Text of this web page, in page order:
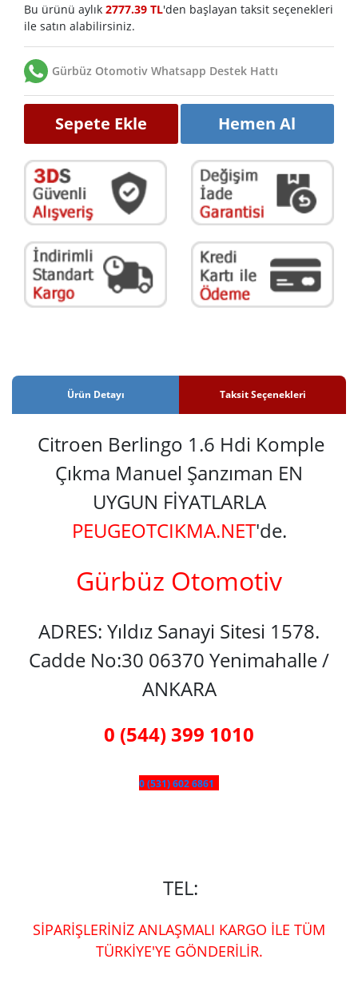
Bu ürünü aylık 2777.39 TL'den başlayan taksit seçenekleri
ile satın alabilirsiniz.
Gürbüz Otomotiv Whatsapp Destek Hattı
Sepete Ekle Hemen Al
Ürün Detayı Taksit Seçenekleri
Citroen Berlingo 1.6 Hdi Komple
Çıkma Manuel Şanzıman EN
UYGUN FİYATLARLA
PEUGEOTCIKMA.NET'de.
Gürbüz Otomotiv
ADRES: Yıldız Sanayi Sitesi 1578.
Cadde No:30 06370 Yenimahalle /
ANKARA
0 (544) 399 1010
0 (531) 602 6861
TEL:
SİPARİŞLERİNİZ ANLAŞMALI KARGO İLE TÜM
TÜRKİYE'YE GÖNDERİLİR.